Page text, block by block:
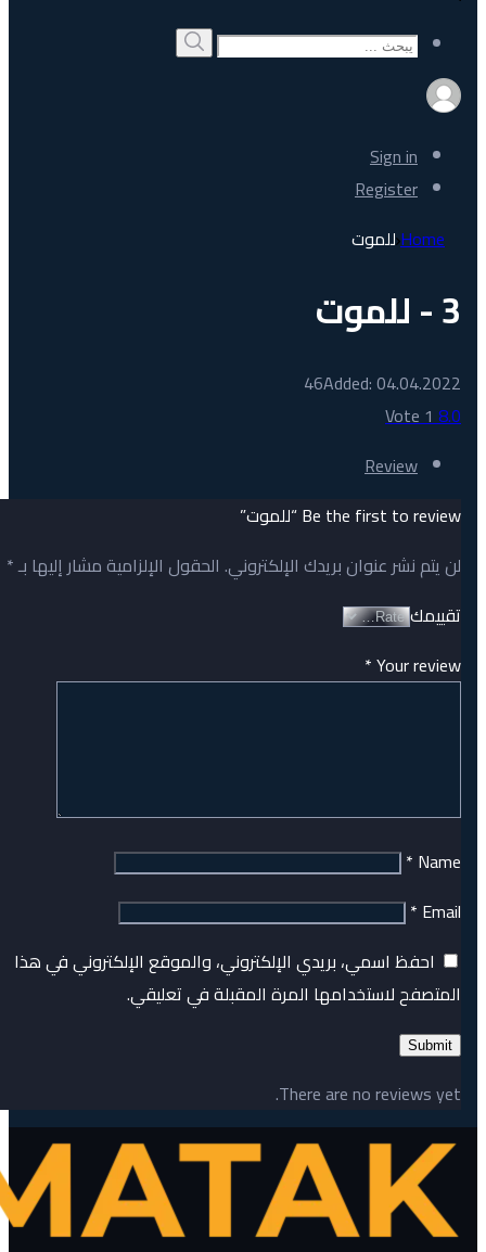
Search
بحث
Sign in
Register
Homeللموت
3 - للموت
46Added: 04.04.2022
8.0
1
Vote
Review
Be the first to review “للموت”
لن يتم نشر عنوان بريدك الإلكتروني. الحقول الإلزامية مشار إليها بـ*
تقييمك
Your review
*
Name
*
Email
*
احفظ اسمي، بريدي الإلكتروني، والموقع الإلكتروني في هذا
المتصفح لاستخدامها المرة المقبلة في تعليقي.
There are no reviews yet.